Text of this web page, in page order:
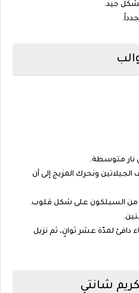
جيد.
نار متوسطة.
ونحرك المزيج إلى أن
من السيلكون على شكل قلوب.
لمدّة عشر ثوانٍ، ثم نزيل
شانتي